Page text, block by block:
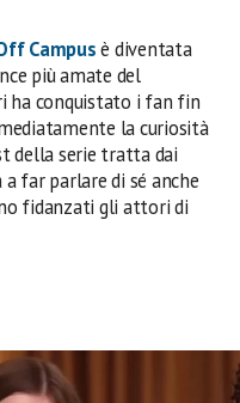
Campus è diventata
più amate del
ha conquistato i fan fin
la curiosità
della serie tratta dai
far parlare di sé anche
fidanzati gli attori di